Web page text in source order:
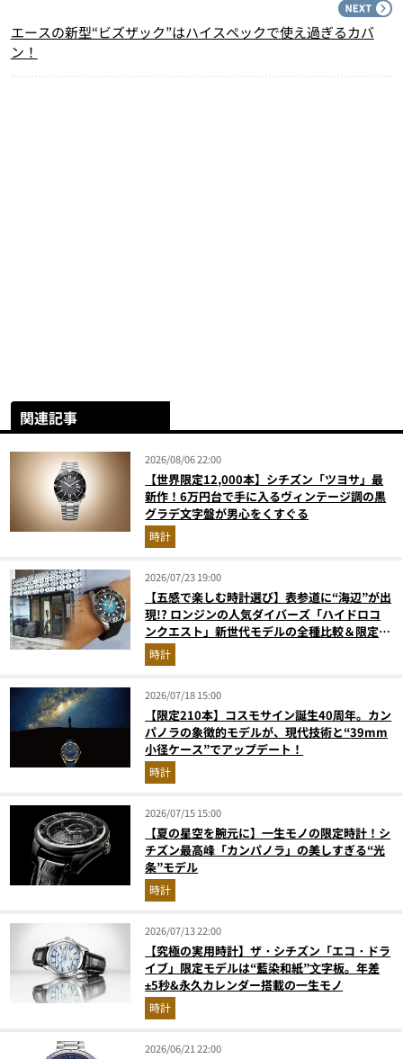
エースの新型“ビズザック”はハイスペックで使え過ぎるカバ
ン！
関連記事
2026/08/06 22:00
【世界限定12,000本】シチズン「ツヨサ」最
新作！6万円台で手に入るヴィンテージ調の黒
グラデ文字盤が男心をくすぐる
時計
2026/07/23 19:00
【五感で楽しむ時計選び】表参道に“海辺”が出
現!? ロンジンの人気ダイバーズ「ハイドロコ
ンクエスト」新世代モデルの全種比較＆限定品
が揃う激アツ空間へ！
時計
2026/07/18 15:00
【限定210本】コスモサイン誕生40周年。カン
パノラの象徴的モデルが、現代技術と“39mm
小径ケース”でアップデート！
時計
2026/07/15 15:00
【夏の星空を腕元に】一生モノの限定時計！シ
チズン最高峰「カンパノラ」の美しすぎる“光
条”モデル
時計
2026/07/13 22:00
【究極の実用時計】ザ・シチズン「エコ・ドラ
イブ」限定モデルは“藍染和紙”⽂字板。年差
±5秒&永久カレンダー搭載の一生モノ
時計
2026/06/21 22:00